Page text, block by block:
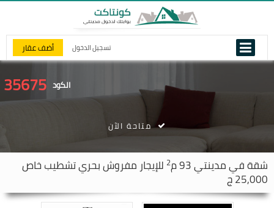
تسجيل الدخول أضف عقار
الكود 35675
شقة فيمدينتي 2 للإيجار مفروش بحري تشطيب خاص
25,000 ج
متاحة الآن